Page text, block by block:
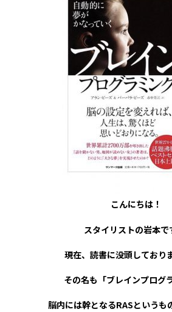
こんにちは！
スタイリストの岩本
現在、読書に没頭しており
その名も「ブレインプログ
脳内には幹となるRASというも